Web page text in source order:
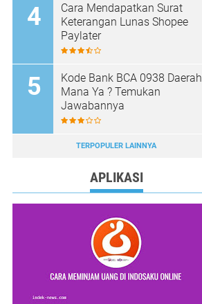
Cara Mendapatkan Surat
Keterangan Lunas Shopee
Paylater
Kode Bank BCA 0938 Daerah
Mana Ya ? Temukan
Jawabannya
TERPOPULER LAINNYA
APLIKASI